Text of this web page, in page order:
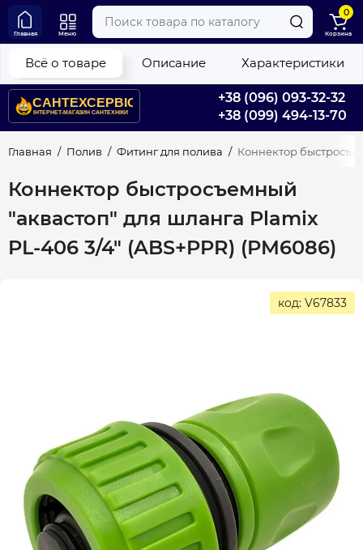
+38 (096) 093-32-32
+38 (099) 494-13-70
Главная Меню
0
Корзина
Главная Полив Фитинг для полива Коннектор
Коннектор быстросъемный
"аквастоп" для шланга Plamix
PL-406 3/4" (ABS+PPR) (PM6086)
Всё о товаре Описание Характеристики
код: V67833